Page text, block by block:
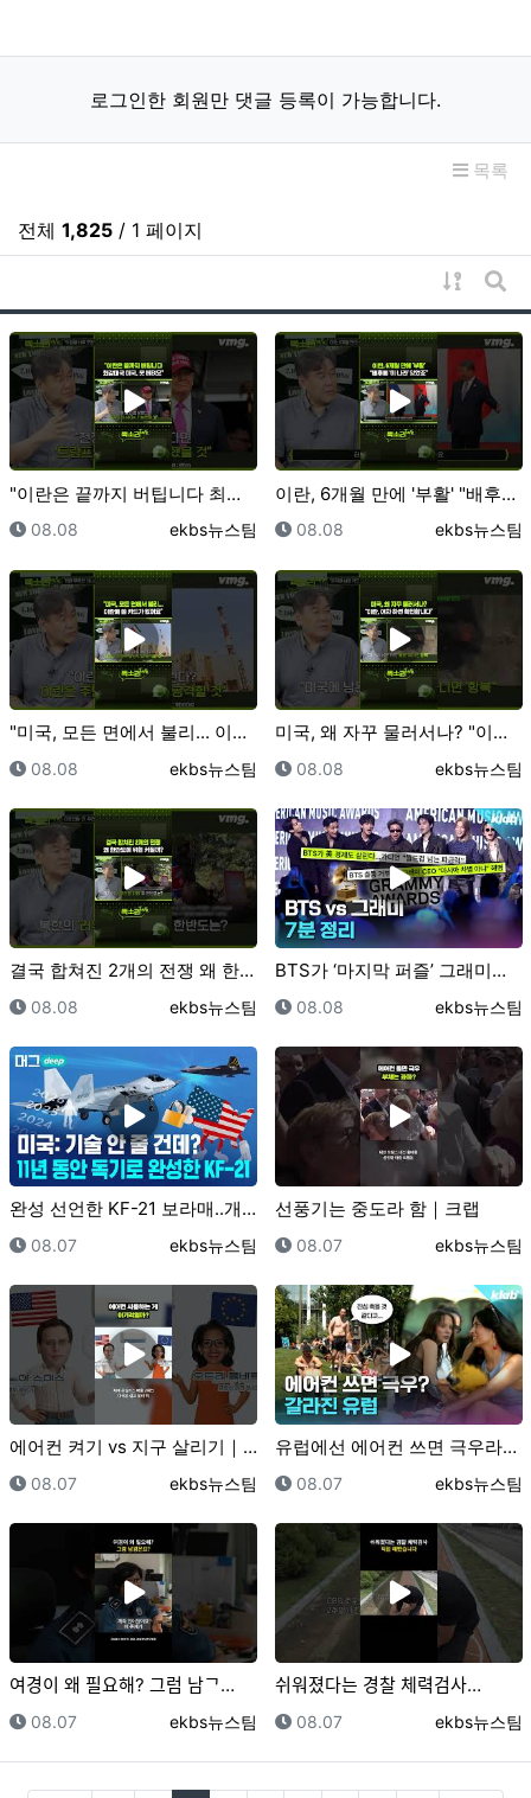
로그인한 회원만 댓글 등록이 가능합니다.
목록
전체 1,825 / 1 페이지
게시물
게
"이란은 끝까지 버팁니다 최강대국 미국, 못 버텨요" …
등록일
08.08 등록자
ekbs뉴스팀
이란, 6개월 만에 '부활' "배후에 '이 나라' 있었…
등록일
08.08 등록자
ekbs뉴스팀
"미국, 모든 면에서 불리... 이란에 쓸 카드가 없어…
등록일
08.08 등록자
ekbs뉴스팀
미국, 왜 자꾸 물러서나? "이란, 여차 하면 확전합니…
등록일
08.08 등록자
ekbs뉴스팀
결국 합쳐진 2개의 전쟁 왜 한반도에 위협 커질까? /…
등록일
08.08 등록자
ekbs뉴스팀
BTS가 ‘마지막 퍼즐’ 그래미를 보이콧한 진짜 이유｜…
등록일
08.08 등록자
ekbs뉴스팀
완성 선언한 KF-21 보라매..개발사 완벽 총정리/ …
등록일
08.07 등록자
ekbs뉴스팀
선풍기는 중도라 함｜크랩
등록일
08.07 등록자
ekbs뉴스팀
에어컨 켜기 vs 지구 살리기｜크랩
등록일
08.07 등록자
ekbs뉴스팀
유럽에선 에어컨 쓰면 극우라고요??｜크랩
등록일
08.07 등록자
ekbs뉴스팀
여경이 왜 필요해? 그럼 남ᄀ…
등록일
08.07 등록자
ekbs뉴스팀
쉬워졌다는 경찰 체력검사…
등록일
08.07 등록자
ekbs뉴스팀